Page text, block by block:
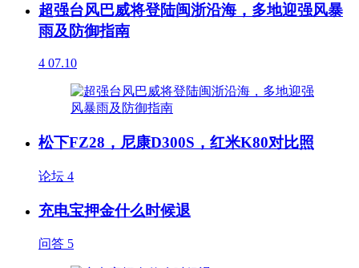
超强台风巴威将登陆闽浙沿海，多地迎强风暴
雨及防御指南
4 07.10
松下FZ28，尼康D300S，红米K80对比照
论坛 4
充电宝押金什么时候退
问答 5